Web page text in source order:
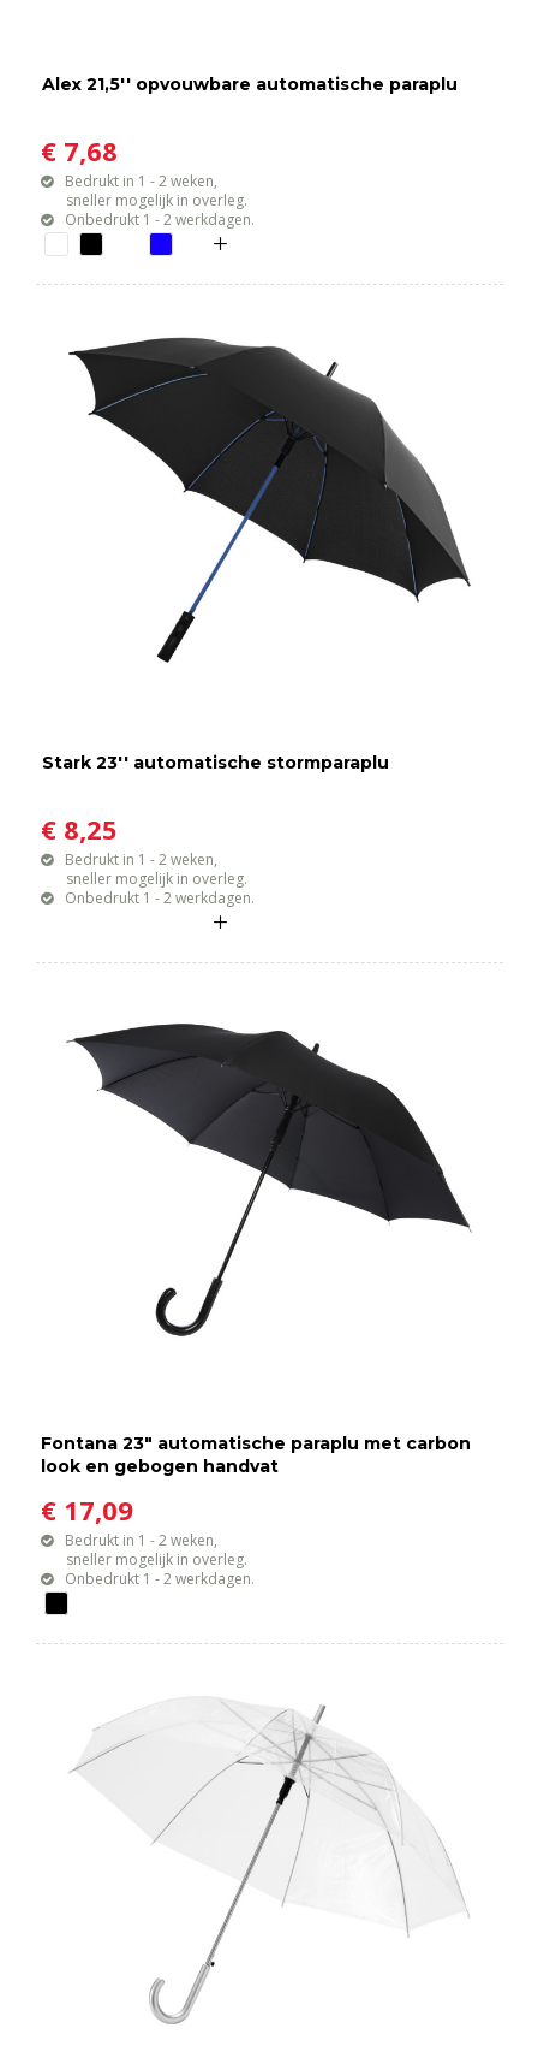
Alex 21,5'' opvouwbare automatische paraplu
€ 7,68
Bedrukt in 1 - 2 weken,
sneller mogelijk in overleg.
Onbedrukt 1 - 2 werkdagen.
Stark 23'' automatische stormparaplu
€ 8,25
Bedrukt in 1 - 2 weken,
sneller mogelijk in overleg.
Onbedrukt 1 - 2 werkdagen.
Fontana 23" automatische paraplu met carbon
look en gebogen handvat
€ 17,09
Bedrukt in 1 - 2 weken,
sneller mogelijk in overleg.
Onbedrukt 1 - 2 werkdagen.